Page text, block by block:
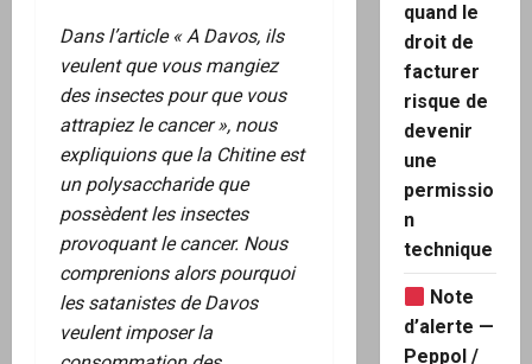
Dans l’article « A Davos, ils
veulent que vous mangiez
des insectes pour que vous
attrapiez le cancer », nous
expliquions que la Chitine est
un polysaccharide que
possèdent les insectes
provoquant le cancer. Nous
comprenions alors pourquoi
les satanistes de Davos
veulent imposer la
quand le
droit de
facturer
risque de
devenir
une
permissio
n
technique
Note
d’alerte —
Peppol /